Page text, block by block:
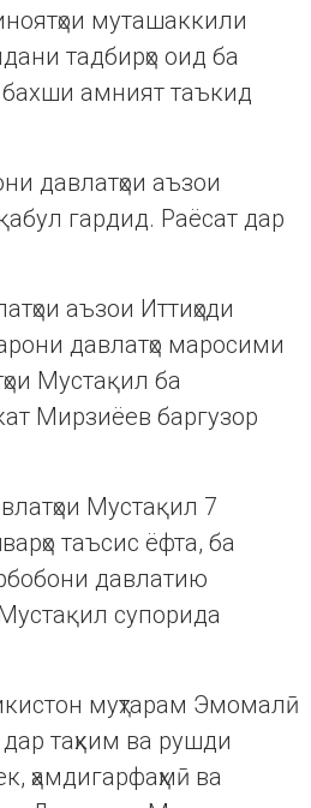
муташаккили
тадбирҳо оид ба
амният таъкид
давлатҳои аъзои
гардид. Раёсат дар
аъзои Иттиҳоди
давлатҳо маросими
Мустақил ба
Мирзиёев баргузор
Мустақил 7
таъсис ёфта, ба
давлатию
супорида
муҳтарам Эмомалӣ
таҳким ва рушди
ҳамдигарфаҳмӣ ва